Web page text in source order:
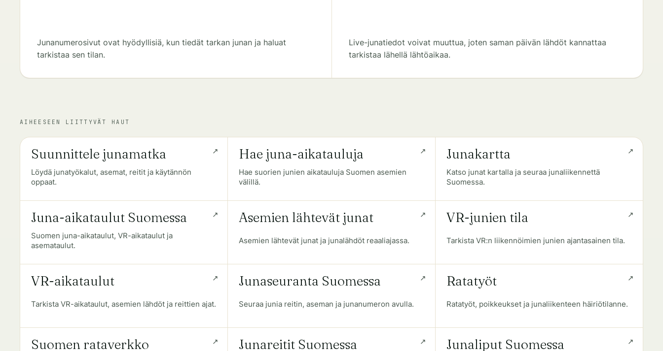
Junanumerosivut ovat hyödyllisiä, kun tiedät tarkan junan ja haluat
tarkistaa sen tilan.
Live-junatiedot voivat muuttua, joten saman päivän lähdöt kannattaa
tarkistaa lähellä lähtöaikaa.
AIHEESEEN LIITTYVÄT HAUT
Suunnittele junamatka
Löydä junatyökalut, asemat, reitit ja käytännön
oppaat.
Hae juna-aikatauluja
Hae suorien junien aikatauluja Suomen asemien
välillä.
Junakartta
Katso junat kartalla ja seuraa junaliikennettä
Suomessa.
Juna-aikataulut Suomessa
Suomen juna-aikataulut, VR-aikataulut ja
asemataulut.
Asemien lähtevät junat
Asemien lähtevät junat ja junalähdöt reaaliajassa.
VR-junien tila
Tarkista VR:n liikennöimien junien ajantasainen tila.
VR-aikataulut
Tarkista VR-aikataulut, asemien lähdöt ja reittien ajat.
Junaseuranta Suomessa
Seuraa junia reitin, aseman ja junanumeron avulla.
Ratatyöt
Ratatyöt, poikkeukset ja junaliikenteen häiriötilanne.
Suomen rataverkko Junareitit Suomessa Junaliput Suomessa